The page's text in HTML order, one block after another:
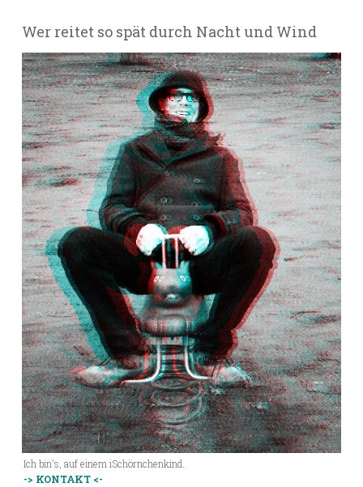
Wer reitet so spät durch Nacht und Wind
Ich bin's, auf einem iSchörnchenkind.
-> KONTAKT <-